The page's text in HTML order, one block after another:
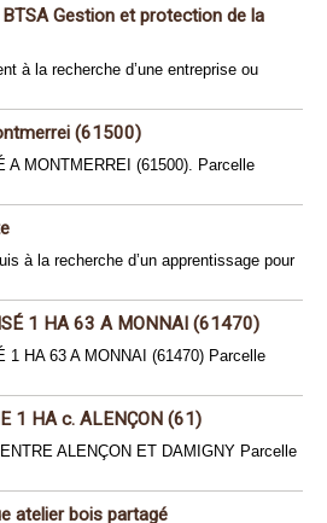
BTSA Gestion et protection de la
à la recherche d’une entreprise ou
(61500)
A MONTMERREI (61500). Parcelle
à la recherche d’un apprentissage pour
1 HA 63 A MONNAI (61470)
1 HA 63 A MONNAI (61470) Parcelle
1 HA c. ALENÇON (61)
ALENÇON ET DAMIGNY Parcelle
atelier bois partagé